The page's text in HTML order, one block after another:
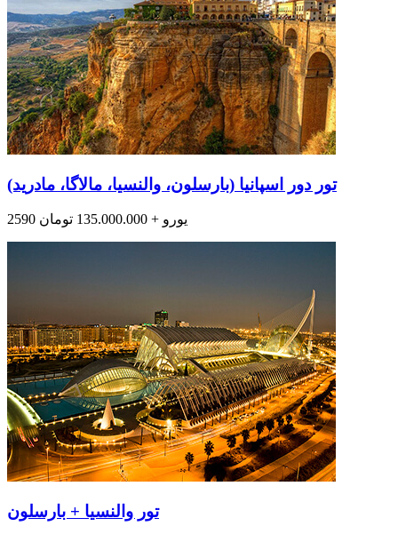
تور دور اسپانیا (بارسلون، والنسیا، مالاگا، مادرید)
2590 یورو + 135.000.000 تومان
تور والنسیا + بارسلون